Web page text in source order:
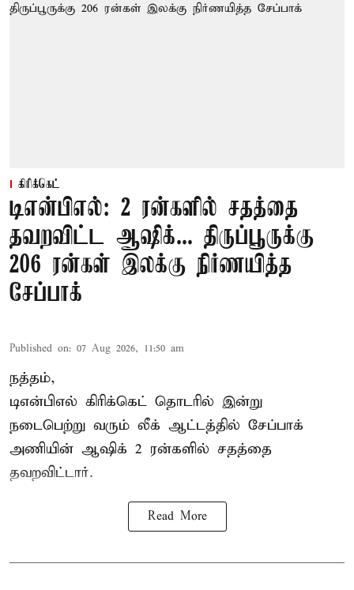
கிரிக்கெட்
டிஎன்பிஎல்: 2 ரன்களில் சதத்தை
தவறவிட்ட ஆஷிக்... திருப்பூருக்கு
206 ரன்கள் இலக்கு நிர்ணயித்த
சேப்பாக்
Published on: 07 Aug 2026, 11:50 am
நத்தம்,
டிஎன்பிஎல் கிரிக்கெட் தொடரில் இன்று
நடைபெற்று வரும் லீக் ஆட்டத்தில் சேப்பாக்
அணியின் ஆஷிக் 2 ரன்களில் சதத்தை
தவறவிட்டார்.
Read More